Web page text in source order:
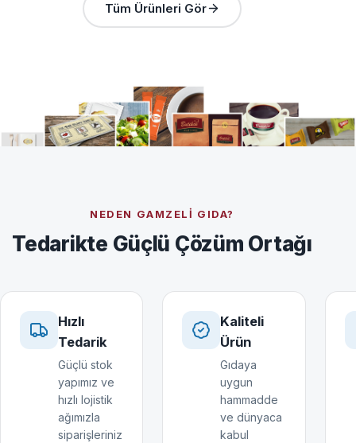
Tüm Ürünleri Gör
NEDEN GAMZELI GIDA?
Tedarikte Güçlü Çözüm Ortağı
Hızlı
Tedarik
Güçlü stok
yapımız ve
hızlı lojistik
ağımızla
siparişleriniz
Kaliteli
Ürün
Gıdaya
uygun
hammadde
ve dünyaca
kabul